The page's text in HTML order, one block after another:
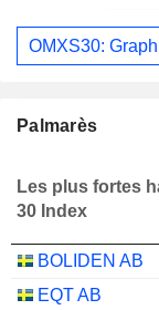
OMXS30:
Palmarès
Les plus fortes
30 Index
BOLIDEN AB
EQT AB